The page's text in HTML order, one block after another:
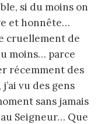
si du moins on
et honnête…
cruellement de
moins… parce
récemment des
vu des gens
sans jamais
Seigneur… Que